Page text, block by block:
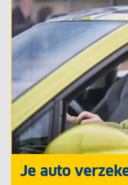
Je auto